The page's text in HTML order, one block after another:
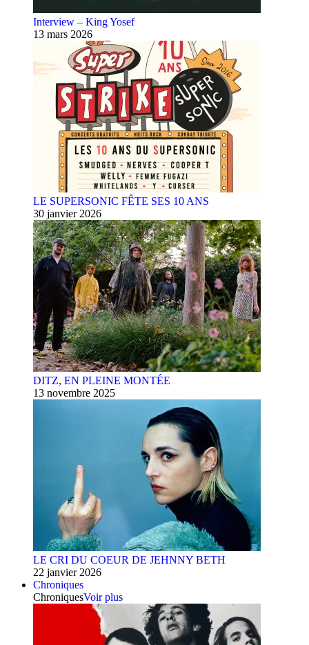
Interview – King Yosef
13 mars 2026
LE SUPERSONIC FÊTE SES 10 ANS
30 janvier 2026
DITZ, EN PLEINE MONTÉE
13 novembre 2025
LE CRI DU COEUR DE JEHNNY BETH
22 janvier 2026
Chroniques
ChroniquesVoir plus